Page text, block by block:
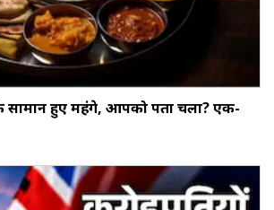
सामान हुए महंगे, आपको पता चला? एक-